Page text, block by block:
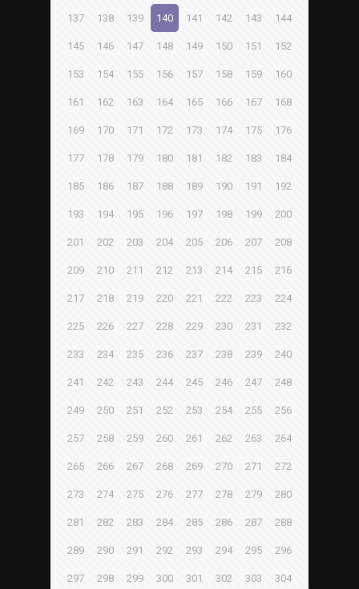
137 138 139 140 141 142 143 144
145 146 147 148 149 150 151 152
153 154 155 156 157 158 159 160
161 162 163 164 165 166 167 168
169 170 171 172 173 174 175 176
177 178 179 180 181 182 183 184
185 186 187 188 189 190 191 192
193 194 195 196 197 198 199 200
201 202 203 204 205 206 207 208
209 210 211 212 213 214 215 216
217 218 219 220 221 222 223 224
225 226 227 228 229 230 231 232
233 234 235 236 237 238 239 240
241 242 243 244 245 246 247 248
249 250 251 252 253 254 255 256
257 258 259 260 261 262 263 264
265 266 267 268 269 270 271 272
273 274 275 276 277 278 279 280
281 282 283 284 285 286 287 288
289 290 291 292 293 294 295 296
297 298 299 300 301 302 303 304